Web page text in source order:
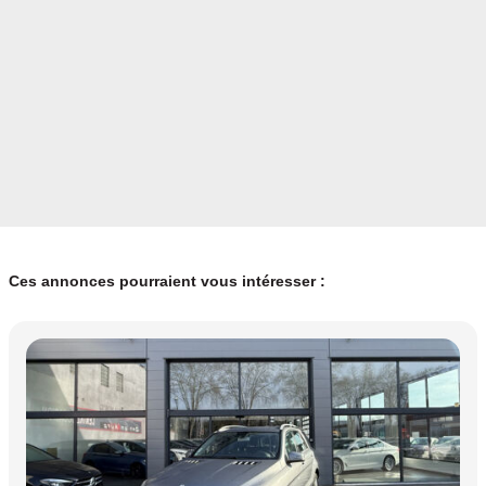
Ces annonces pourraient vous intéresser :